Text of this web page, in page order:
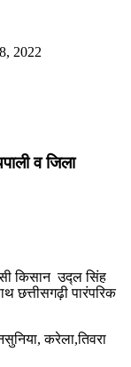
2022
व जिला
किसान उद्ल सिंह
छत्तीसगढ़ी पारंपरिक
करेला,तिवरा